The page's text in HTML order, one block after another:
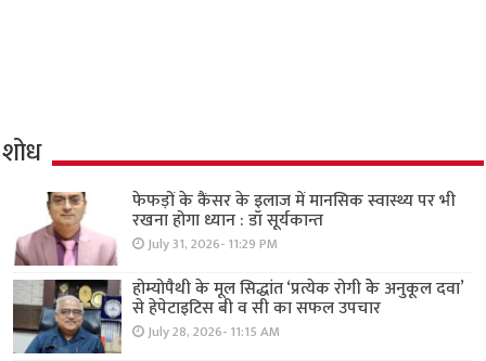
शोध
फेफड़ों के कैंसर के इलाज में मानसिक स्वास्थ्य पर भी
रखना होगा ध्यान : डॉ सूर्यकान्त
July 31, 2026- 11:29 PM
होम्योपैथी के मूल सिद्धांत ‘प्रत्येक रोगी केे अनुकूल दवा’
से हेपेटाइटिस बी व सी का सफल उपचार
July 28, 2026- 11:15 AM